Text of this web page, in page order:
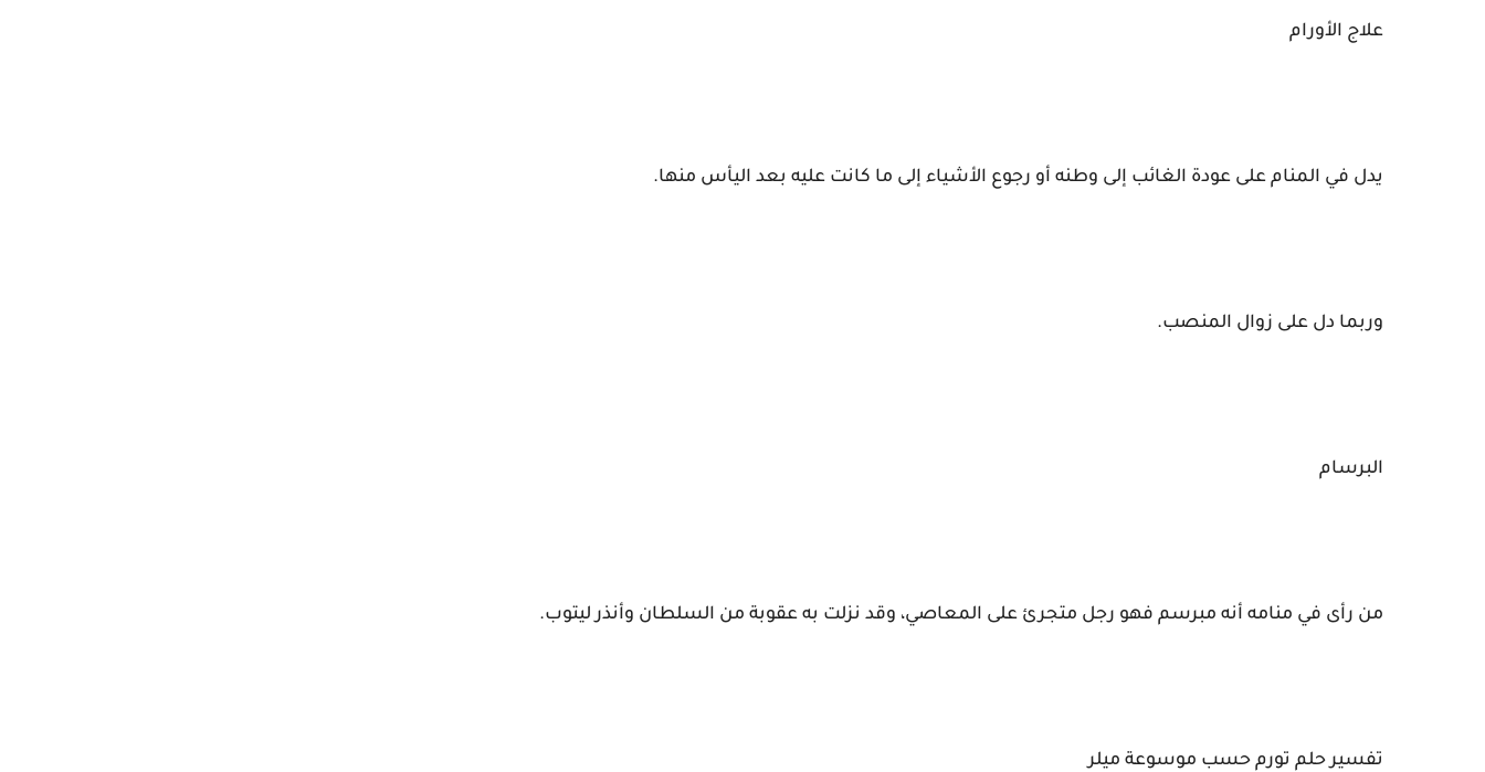
علاج الأورام
يدل في المنام على عودة الغائب إلى وطنه أو رجوع الأشياء إلى ما كانت عليه بعد اليأس منها.
وربما دل على زوال المنصب.
البرسام
من رأى في منامه أنه مبرسم فهو رجل متجرئ على المعاصي، وقد نزلت به عقوبة من السلطان وأنذر ليتوب.
تفسير حلم تورم حسب موسوعة ميلر